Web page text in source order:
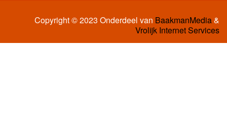
Copyright © 2023 Onderdeel van BaakmanMedia&
Vrolijk Internet Services